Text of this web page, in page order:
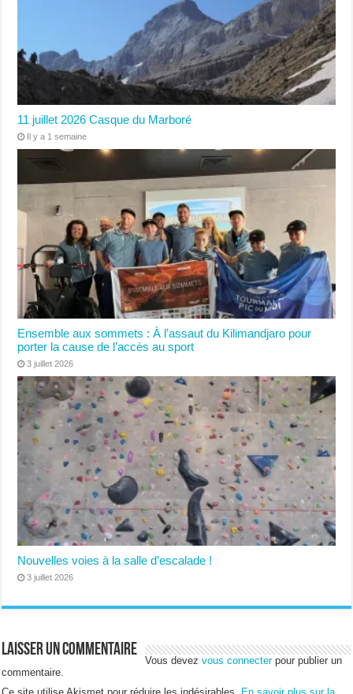
11 juillet 2026 Casque du Marboré
Il y a 1 semaine
Ensemble aux sommets : À l’assaut du Kilimandjaro pour
porter la cause de l’accès au sport
3 juillet 2026
Nouvelles voies à la salle d’escalade !
3 juillet 2026
Laisser un commentaire
Vous devezvous connecterpour publier un
commentaire.